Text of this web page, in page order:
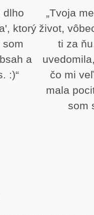
dlho
ktorý
som
a
:)“
„Tvoja
život,
ti za
čo mi
mala
som